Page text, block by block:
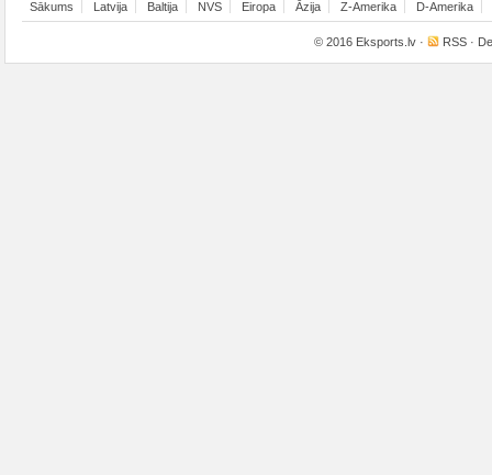
Sākums Latvija Baltija NVS Eiropa Āzija Z-Amerika D-Amerika
© 2016 Eksports.lv · RSS ·